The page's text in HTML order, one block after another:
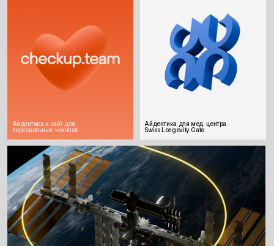
Айдентика для ивент-агентства
Manny Events
Айдентика для мероприятия
Holiverse в Дубае, ОАЭ
Айдентика для флагманского мероприятия
бизнес-сообщества Club 500